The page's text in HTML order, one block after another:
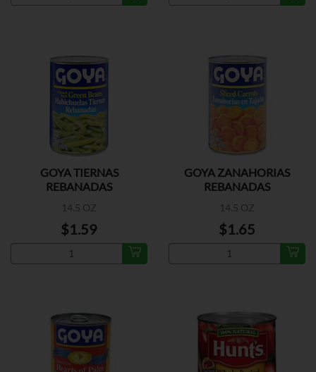
GOYA TIERNAS
REBANADAS
14.5 OZ
$1.59
GOYA ZANAHORIAS
REBANADAS
14.5 OZ
$1.65